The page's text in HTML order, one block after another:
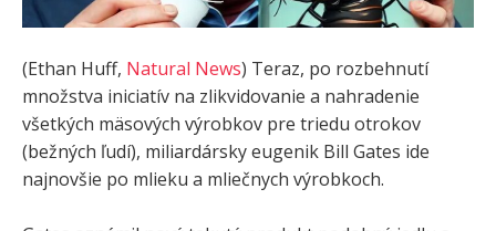
(Ethan Huff, Natural News) Teraz, po rozbehnutí
množstva iniciatív na zlikvidovanie a nahradenie
všetkých mäsových výrobkov pre triedu otrokov
(bežných ľudí), miliardársky eugenik Bill Gates ide
najnovšie po mlieku a mliečnych výrobkoch.